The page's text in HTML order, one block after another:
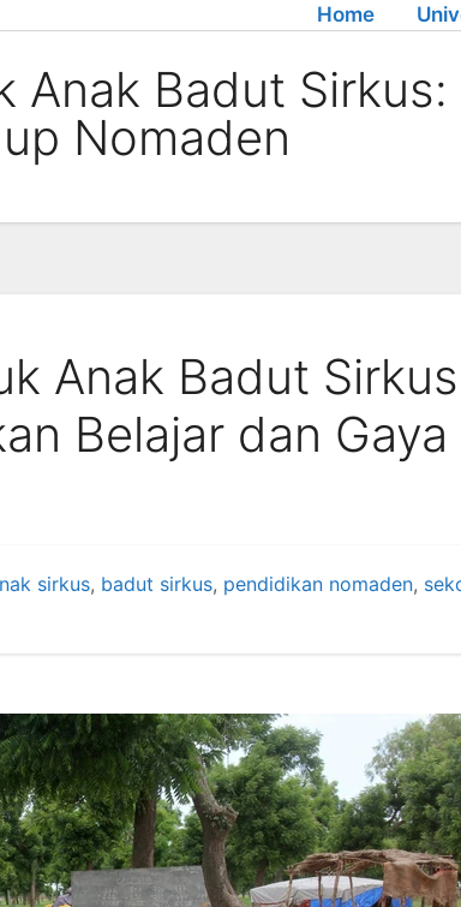
Home
Anak Badut
Nomaden
Anak Badut
Belajar dan
sirkus, badut sirkus, pendidikan nomaden,